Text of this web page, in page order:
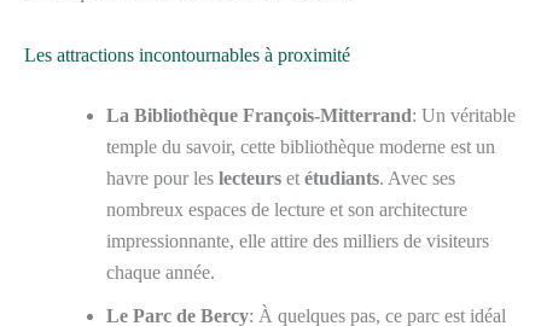
Les attractions incontournables à proximité
La Bibliothèque François-Mitterrand: Un véritable
temple du savoir, cette bibliothèque moderne est un
havre pour les lecteurs et étudiants. Avec ses
nombreux espaces de lecture et son architecture
impressionnante, elle attire des milliers de visiteurs
chaque année.
Le Parc de Bercy: À quelques pas, ce parc est idéal